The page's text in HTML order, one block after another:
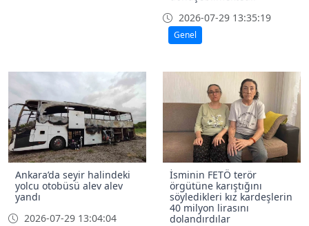
2026-07-29 13:35:19
Genel
Ankara’da seyir halindeki
yolcu otobüsü alev alev
yandı
2026-07-29 13:04:04
İsminin FETÖ terör
örgütüne karıştığını
söyledikleri kız kardeşlerin
40 milyon lirasını
dolandırdılar